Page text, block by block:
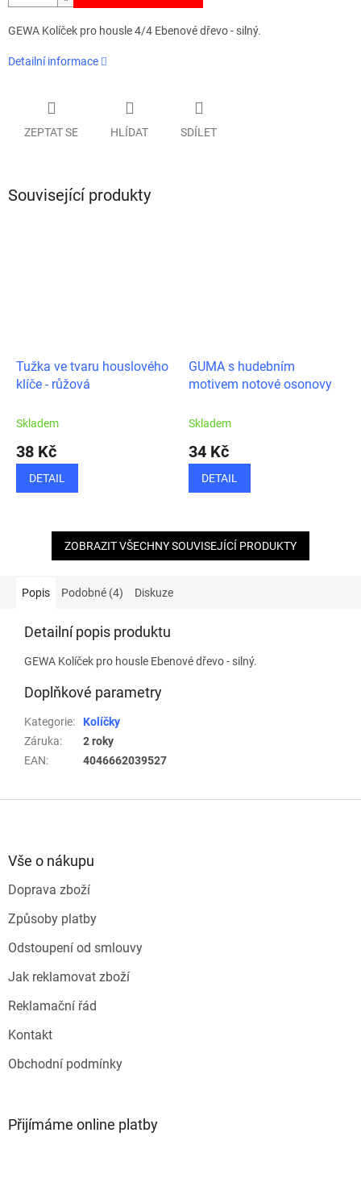
GEWA Kolíček pro housle 4/4 Ebenové dřevo - silný.
Detailní informace
ZEPTAT SE HLÍDAT SDÍLET
Související produkty
Tužka ve tvaru houslového
klíče - růžová
Skladem
38 Kč
DETAIL
GUMA s hudebním
motivem notové osonovy
Skladem
34 Kč
DETAIL
ZOBRAZIT VŠECHNY SOUVISEJÍCÍ PRODUKTY
Popis Podobné (4) Diskuze
Detailní popis produktu
GEWA Kolíček pro housle Ebenové dřevo - silný.
Doplňkové parametry
Kategorie:
Kolíčky
Záruka:
2 roky
EAN: 4046662039527
Vše o nákupu
Doprava zboží
Způsoby platby
Odstoupení od smlouvy
Jak reklamovat zboží
Reklamační řád
Kontakt
Obchodní podmínky
Přijímáme online platby